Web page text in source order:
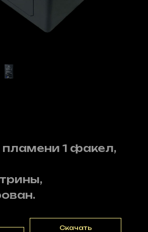
пламени 1 факел,
Скачать